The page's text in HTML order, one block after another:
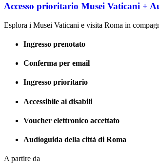
Accesso prioritario Musei Vaticani +
Esplora i Musei Vaticani e visita Roma in
Ingresso prenotato
Conferma per email
Ingresso prioritario
Accessibile ai disabili
Voucher elettronico accettato
Audioguida della città di Roma
A partire da